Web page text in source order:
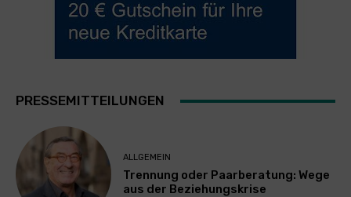
PRESSEMITTEILUNGEN
ALLGEMEIN
Trennung oder Paarberatung: Wege
aus der Beziehungskrise